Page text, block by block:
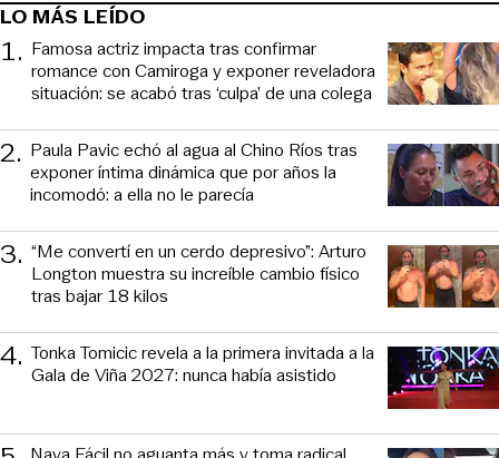
LO MÁS LEÍDO
1. Famosa actriz impacta tras confirmar
romance con Camiroga y exponer reveladora
situación: se acabó tras ‘culpa’ de una colega
2. Paula Pavic echó al agua al Chino Ríos tras
exponer íntima dinámica que por años la
incomodó: a ella no le parecía
3. “Me convertí en un cerdo depresivo”: Arturo
Longton muestra su increíble cambio físico
tras bajar 18 kilos
4. Tonka Tomicic revela a la primera invitada a la
Gala de Viña 2027: nunca había asistido